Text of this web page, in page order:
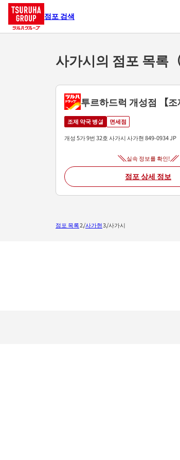
점포 검색
사가시의 점포 목록（
투르하드럭 개성점 【조
조제 약국 병설
면세점
개성 5가 9번 32호사가시사가현849-0934JP
실속 정보를 확인!
점포 상세 정보
점포 목록 사가현 사가시